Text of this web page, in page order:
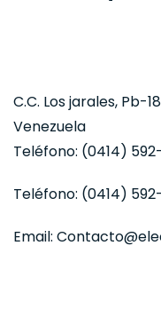
C.C. Los jarales, Pb-
Venezuela
Teléfono: (0414)
Teléfono: (0414)
Email: